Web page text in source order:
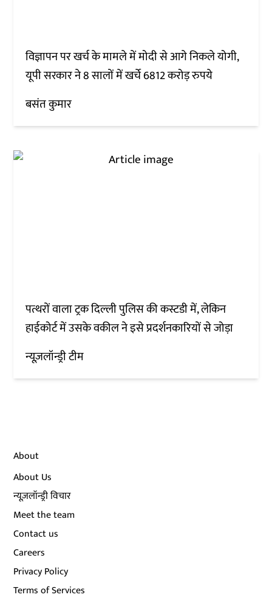
विज्ञापन पर खर्च के मामले में मोदी से आगे निकले योगी,
यूपी सरकार ने 8 सालों में खर्चे 6812 करोड़ रुपये
बसंत कुमार
पत्थरों वाला ट्रक दिल्ली पुलिस की कस्टडी में, लेकिन
हाईकोर्ट में उसके वकील ने इसे प्रदर्शनकारियों से जोड़ा
न्यूज़लॉन्ड्री टीम
About
About Us
न्यूज़लॉन्ड्री विचार
Meet the team
Contact us
Careers
Privacy Policy
Terms of Services